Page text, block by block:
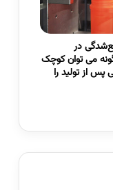
در
می توان کوچک
از تولید را